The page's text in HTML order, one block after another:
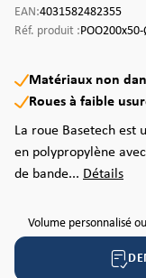
EAN:4031582482355
Réf. produit :
Matériaux non
Roues à faible
La roue Basetech est
en polypropylène
de bande... Détails
Volume personnalisé